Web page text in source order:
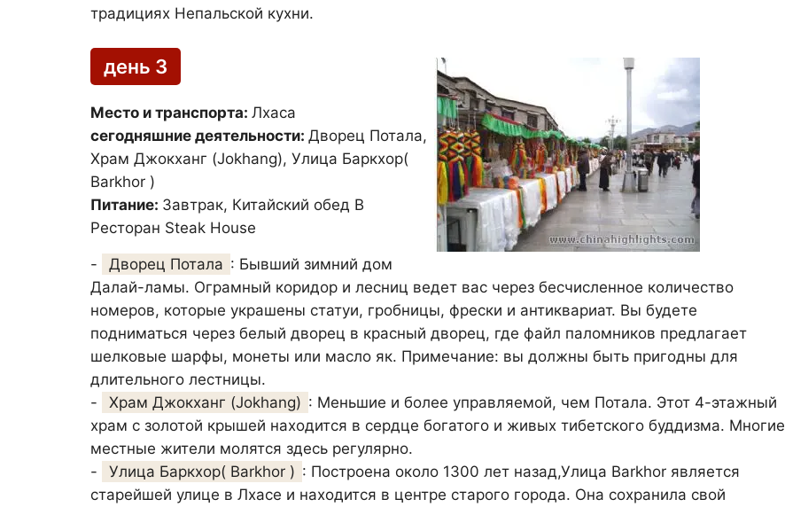
традициях Непальской кухни.
день 3
Место и транспорта: Лхаса
сегодняшние деятельности: Дворец Потала,
Храм Джокханг (Jokhang), Улица Баркхор(
Barkhor )
Питание: Завтрак, Китайский обед В
Ресторан Steak House
- Дворец Потала : Бывший зимний дом
Далай-ламы. Ограмный коридор и лесниц ведет вас через бесчисленное количество
номеров, которые украшены статуи, гробницы, фрески и антиквариат. Вы будете
подниматься через белый дворец в красный дворец, где файл паломников предлагает
шелковые шарфы, монеты или масло як. Примечание: вы должны быть пригодны для
длительного лестницы.
-
Храм Джокханг (Jokhang) : Меньшие и более управляемой, чем Потала. Этот 4-этажный
храм с золотой крышей находится в сердце богатого и живых тибетского буддизма. Многие
местные жители молятся здесь регулярно.
-
Улица Баркхор( Barkhor ) : Построена около 1300 лет назад,Улица Barkhor является
старейшей улице в Лхасе и находится в центре старого города. Она сохранила свой